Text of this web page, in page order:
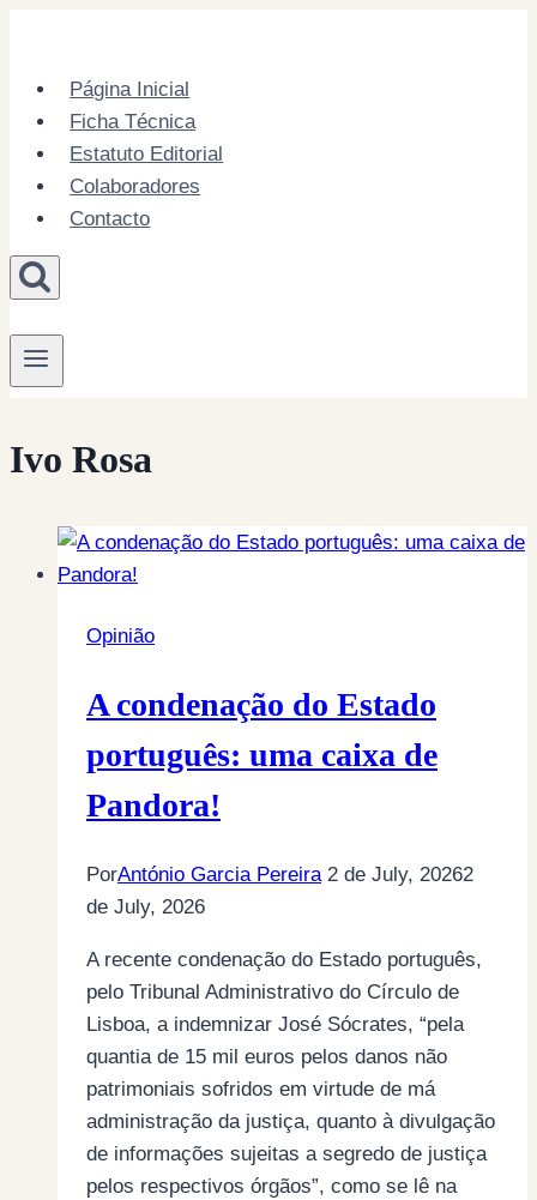
contentPágina Inicial
Ficha Técnica
Estatuto Editorial
Colaboradores
Contacto
Ivo Rosa
Opinião
A condenação do Estado
português: uma caixa de
Pandora!
PorAntónio Garcia Pereira 2 de July, 20262
de July, 2026
A recente condenação do Estado português,
pelo Tribunal Administrativo do Círculo de
Lisboa, a indemnizar José Sócrates, “pela
quantia de 15 mil euros pelos danos não
patrimoniais sofridos em virtude de má
administração da justiça, quanto à divulgação
de informações sujeitas a segredo de justiça
pelos respectivos órgãos”, como se lê na